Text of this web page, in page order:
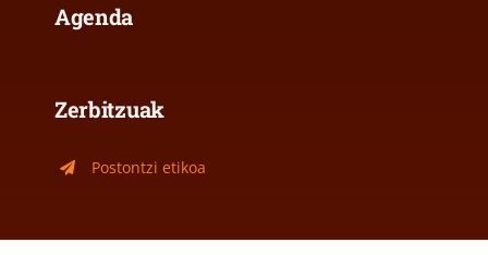
Agenda
Zerbitzuak
Postontzi etikoa